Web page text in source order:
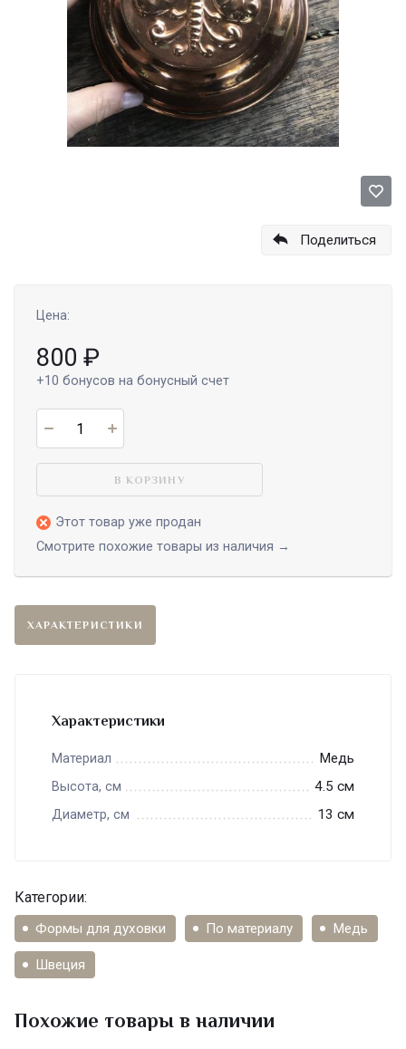
Поделиться
Цена:
800 ₽
+10 бонусов на бонусный счет
В КОРЗИНУ
Этот товар уже продан
Смотрите похожие товары из наличия →
ХАРАКТЕРИСТИКИ
Характеристики
Материал Медь
Высота, см 4.5 см
Диаметр, см 13 см
Категории:
Формы для духовки По материалу Медь
Швеция
Похожие товары в наличии